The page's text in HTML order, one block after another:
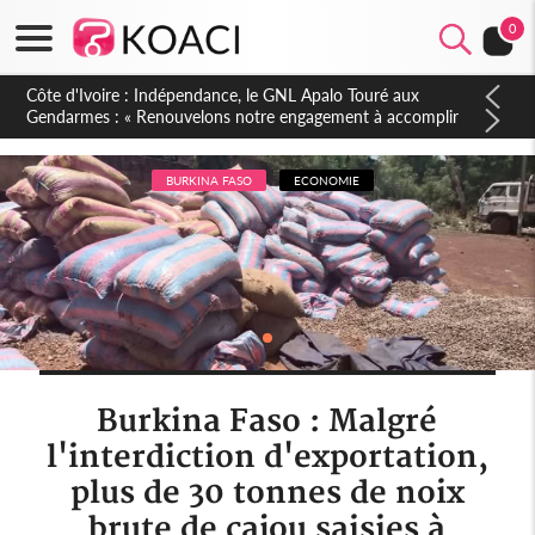
0
Sierra Leone : Un projet de réforme constitutionnelle en
gestation, points clés des amendements, un exclu d'avance
BURKINA FASO ECONOMIE
Burkina Faso : Malgré
l'interdiction d'exportation,
plus de 30 tonnes de noix